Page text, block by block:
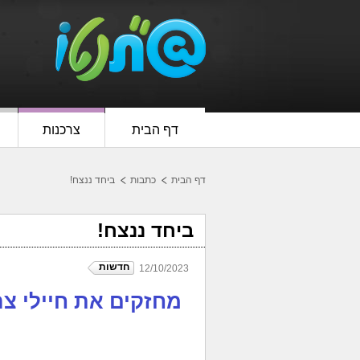
דף הבית צרכנות
דף הבית כתבות ביחד ננצח!
ביחד ננצח!
12/10/2023 חדשות
מחזקים את חיילי